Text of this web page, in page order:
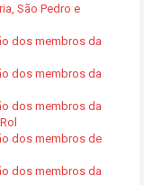
São Pedro e
dos membros da
dos membros da
dos membros da
dos membros de
dos membros da